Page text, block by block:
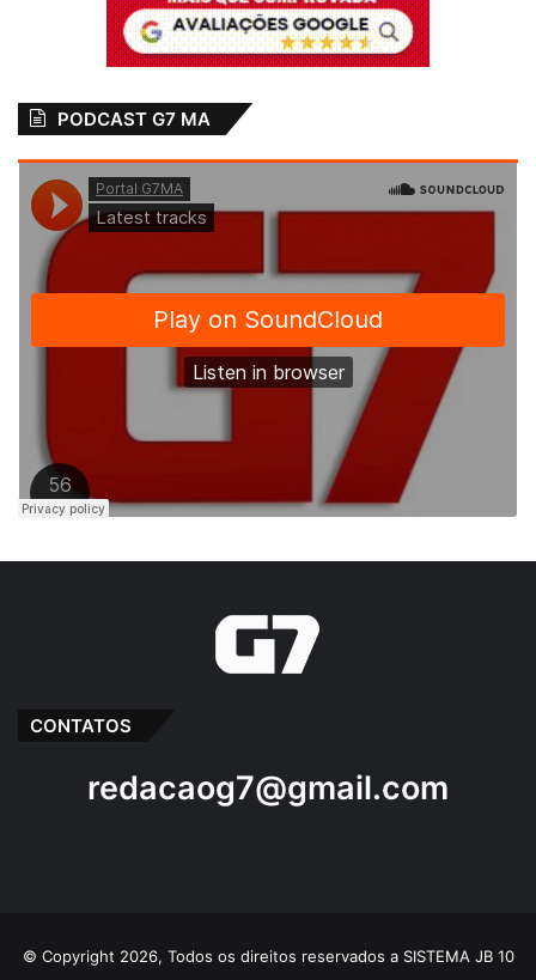
PODCAST G7 MA
CONTATOS
redacaog7@gmail.com
© Copyright 2026, Todos os direitos reservados a SISTEMA JB 10